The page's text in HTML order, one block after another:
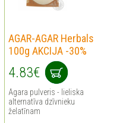
AGAR-AGAR Herbals
100g AKCIJA -30%
4.83€
Agara pulveris - lieliska
alternatīva dzīvnieku
želatīnam